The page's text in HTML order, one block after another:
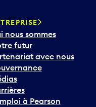
nous sommes
futur
avec nous
à Pearson